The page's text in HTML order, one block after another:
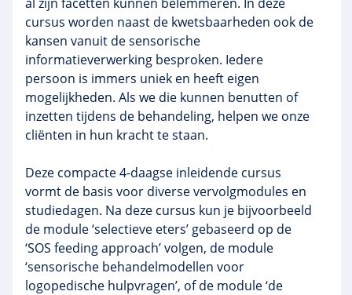
cursus worden naast de kwetsbaarheden ook de
kansen vanuit de sensorische
informatieverwerking besproken. Iedere
persoon is immers uniek en heeft eigen
mogelijkheden. Als we die kunnen benutten of
inzetten tijdens de behandeling, helpen we onze
cliënten in hun kracht te staan.
Deze compacte 4-daagse inleidende cursus
vormt de basis voor diverse vervolgmodules en
studiedagen. Na deze cursus kun je bijvoorbeeld
de module ‘selectieve eters’ gebaseerd op de
‘SOS feeding approach’ volgen, de module
‘sensorische behandelmodellen voor
logopedische hulpvragen’, of de module ‘de